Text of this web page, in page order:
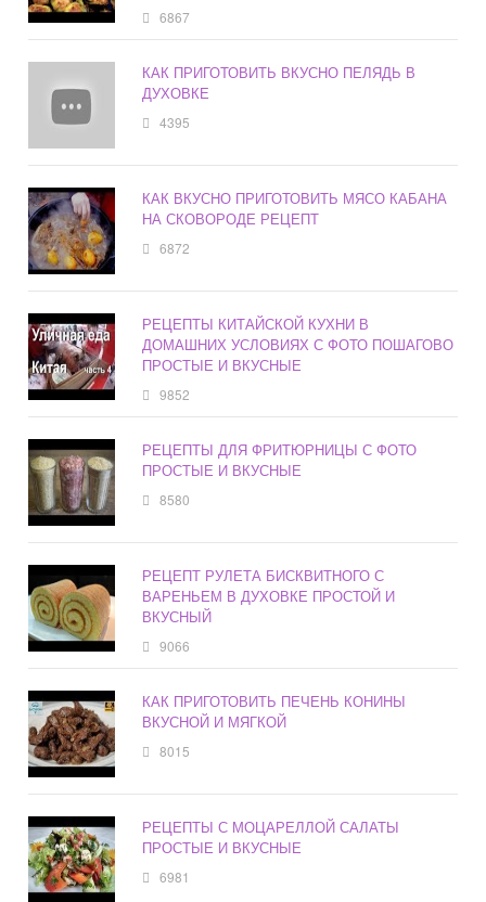
6867
КАК ПРИГОТОВИТЬ ВКУСНО ПЕЛЯДЬ В
ДУХОВКЕ
4395
КАК ВКУСНО ПРИГОТОВИТЬ МЯСО КАБАНА
НА СКОВОРОДЕ РЕЦЕПТ
6872
РЕЦЕПТЫ КИТАЙСКОЙ КУХНИ В
ДОМАШНИХ УСЛОВИЯХ С ФОТО ПОШАГОВО
ПРОСТЫЕ И ВКУСНЫЕ
9852
РЕЦЕПТЫ ДЛЯ ФРИТЮРНИЦЫ С ФОТО
ПРОСТЫЕ И ВКУСНЫЕ
8580
РЕЦЕПТ РУЛЕТА БИСКВИТНОГО С
ВАРЕНЬЕМ В ДУХОВКЕ ПРОСТОЙ И
ВКУСНЫЙ
9066
КАК ПРИГОТОВИТЬ ПЕЧЕНЬ КОНИНЫ
ВКУСНОЙ И МЯГКОЙ
8015
РЕЦЕПТЫ С МОЦАРЕЛЛОЙ САЛАТЫ
ПРОСТЫЕ И ВКУСНЫЕ
6981